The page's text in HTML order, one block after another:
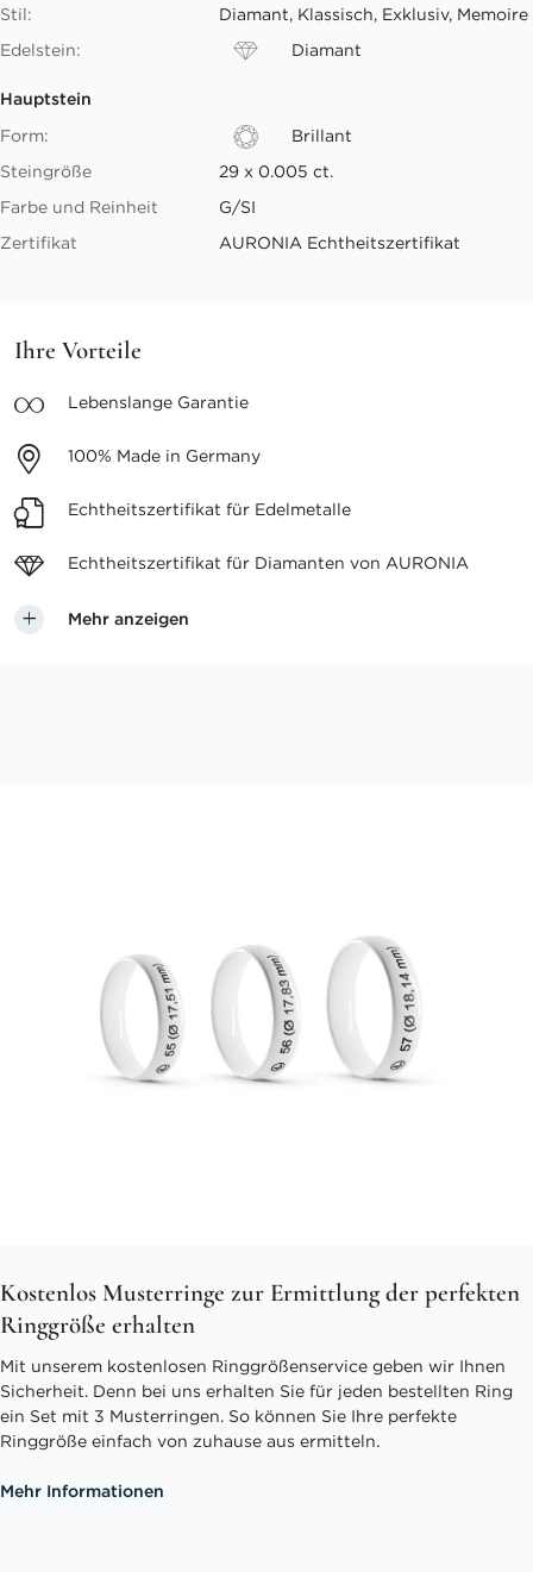
Stil:
Diamant, Klassisch, Exklusiv, Memoire
Edelstein:
Diamant
Hauptstein
Form:
Brillant
Steingröße
29 x 0.005 ct.
Farbe und Reinheit
G/SI
Zertifikat
AURONIA Echtheitszertifikat
Ihre Vorteile
Lebenslange Garantie
100% Made in Germany
Echtheitszertifikat für Edelmetalle
Echtheitszertifikat für Diamanten von AURONIA
Mehr anzeigen
Kostenlos Musterringe zur Ermittlung der perfekten
Ringgröße erhalten
Mit unserem kostenlosen Ringgrößenservice geben wir Ihnen
Sicherheit. Denn bei uns erhalten Sie für jeden bestellten Ring
ein Set mit 3 Musterringen. So können Sie Ihre perfekte
Ringgröße einfach von zuhause aus ermitteln.
Mehr Informationen